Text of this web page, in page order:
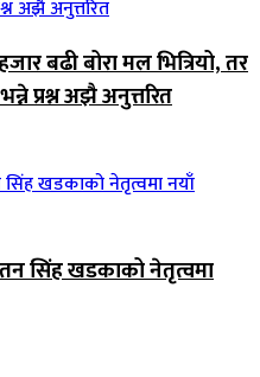
बढी बोरा मल भित्रियो, तर
प्रश्न अझै अनुत्तरित
सिंह खडकाको नेतृत्वमा